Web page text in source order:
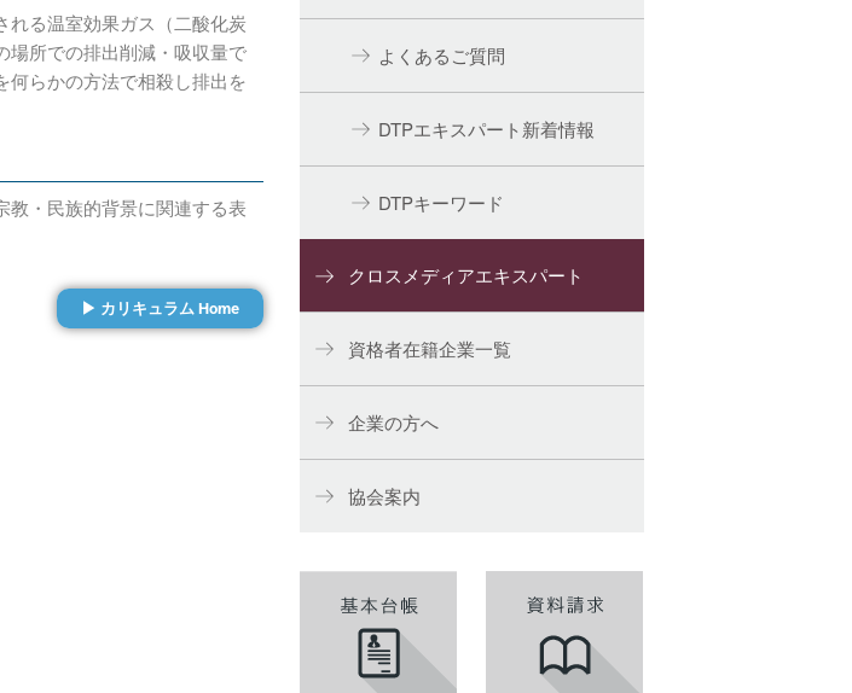
れる温室効果ガス（二酸化炭
場所での排出削減・吸収量で
何らかの方法で相殺し排出を
教・民族的背景に関連する表
▶ カリキュラム Home
よくあるご質問
DTPエキスパート新着情報
DTPキーワード
クロスメディアエキスパート
資格者在籍企業一覧
企業の方へ
協会案内